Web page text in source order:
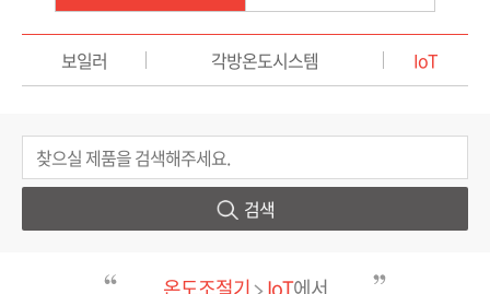
보일러 각방온도시스템 IoT
검색
온도조절기 IoT에서